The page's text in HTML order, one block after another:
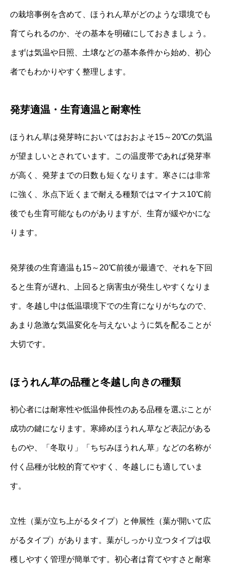
の栽培事例を含めて、ほうれん草がどのような環境でも
育てられるのか、その基本を明確にしておきましょう。
まずは気温や日照、土壌などの基本条件から始め、初心
者でもわかりやすく整理します。
発芽適温・生育適温と耐寒性
ほうれん草は発芽時においてはおおよそ15～20℃の気温
が望ましいとされています。この温度帯であれば発芽率
が高く、発芽までの日数も短くなります。寒さには非常
に強く、氷点下近くまで耐える種類ではマイナス10℃前
後でも生育可能なものがありますが、生育が緩やかにな
ります。
発芽後の生育適温も15～20℃前後が最適で、それを下回
ると生育が遅れ、上回ると病害虫が発生しやすくなりま
す。冬越し中は低温環境下での生育になりがちなので、
あまり急激な気温変化を与えないように気を配ることが
大切です。
ほうれん草の品種と冬越し向きの種類
初心者には耐寒性や低温伸長性のある品種を選ぶことが
成功の鍵になります。寒締めほうれん草など表記がある
ものや、「冬取り」「ちぢみほうれん草」などの名称が
付く品種が比較的育てやすく、冬越しにも適していま
す。
立性（葉が立ち上がるタイプ）と伸展性（葉が開いて広
がるタイプ）があります。葉がしっかり立つタイプは収
穫しやすく管理が簡単です。初心者は育てやすさと耐寒